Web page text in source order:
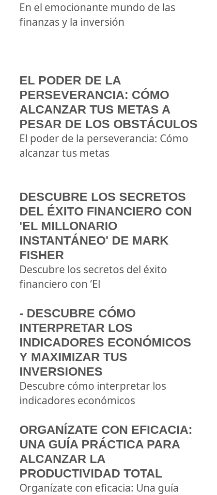
En el emocionante mundo de las
finanzas y la inversión
EL PODER DE LA
PERSEVERANCIA: CÓMO
ALCANZAR TUS METAS A
PESAR DE LOS OBSTÁCULOS
El poder de la perseverancia: Cómo
alcanzar tus metas
DESCUBRE LOS SECRETOS
DEL ÉXITO FINANCIERO CON
'EL MILLONARIO
INSTANTÁNEO' DE MARK
FISHER
Descubre los secretos del éxito
financiero con ‘El
- DESCUBRE CÓMO
INTERPRETAR LOS
INDICADORES ECONÓMICOS
Y MAXIMIZAR TUS
INVERSIONES
Descubre cómo interpretar los
indicadores económicos
ORGANÍZATE CON EFICACIA:
UNA GUÍA PRÁCTICA PARA
ALCANZAR LA
PRODUCTIVIDAD TOTAL
Organízate con eficacia: Una guía